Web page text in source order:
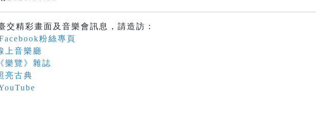
交精彩畫面及音樂會訊息，請造訪：
粉絲專頁
上音樂廳
樂覽》雜誌
亮古典